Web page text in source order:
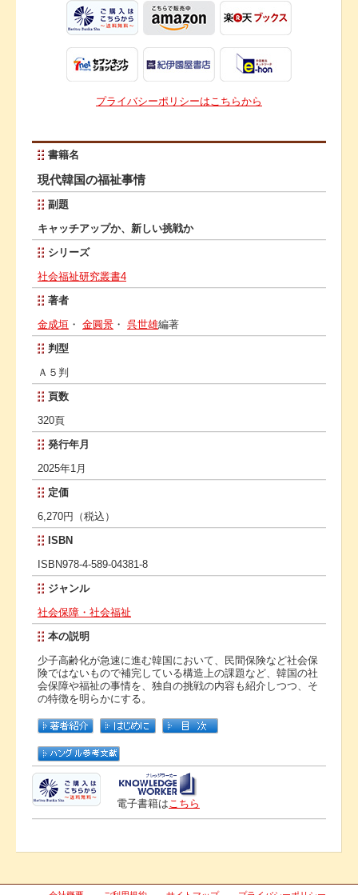
プライバシーポリシーはこちらから
書籍名
現代韓国の福祉事情
副題
キャッチアップか、新しい挑戦か
シリーズ
社会福祉研究叢書4
著者
金成垣 ・ 金圓景 ・ 呉世雄編著
判型
Ａ５判
頁数
320頁
発行年月
2025年1月
定価
6,270円（税込）
ISBN
ISBN978-4-589-04381-8
ジャンル
社会保障・社会福祉
本の説明
少子高齢化が急速に進む韓国において、民間保険など社会保
険ではないもので補完している構造上の課題など、韓国の社
会保障や福祉の事情を、独自の挑戦の内容も紹介しつつ、そ
の特徴を明らかにする。
電子書籍は こちら